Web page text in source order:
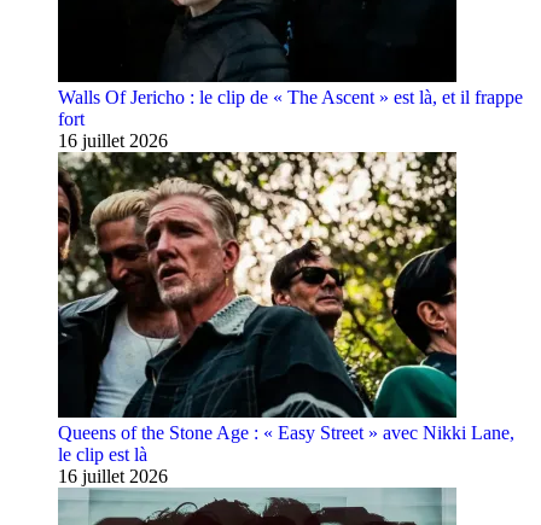
Walls Of Jericho : le clip de « The Ascent » est là, et il frappe
fort
16 juillet 2026
Queens of the Stone Age : « Easy Street » avec Nikki Lane,
le clip est là
16 juillet 2026